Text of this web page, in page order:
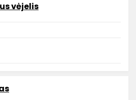
vėjelis